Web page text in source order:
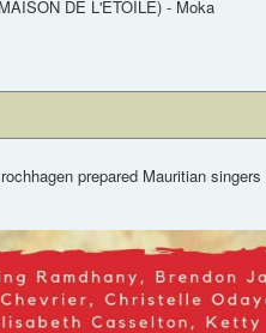
DE L'ÉTOILE) - Moka
prepared Mauritian